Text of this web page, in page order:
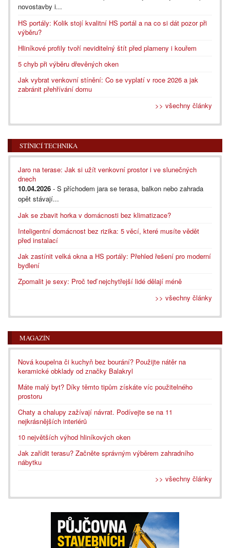
novostavby i...
HS portály: Kolik stojí kvalitní HS portál a na co si dát pozor při
výběru?
Hliníkové profily tvoří neviditelný štít před plameny i kouřem
5 chyb při výběru dřevěných oken
Jak vybrat venkovní stínění: Co se vyplatí v roce 2026 a jak
zabránit přehřívání domu
>> všechny články
STÍNICÍ TECHNIKA
Jaro na terase: Jak si užít venkovní prostor i ve slunečných
dnech
10.04.2026 - S příchodem jara se terasa, balkon nebo zahrada
opět stávají...
Jak se zbavit horka v domácnosti bez klimatizace?
Inteligentní domácnost bez rizika: 5 věcí, které musíte vědět
před instalací
Jak zastínit velká okna a HS portály: Přehled řešení pro moderní
bydlení
Zpomalit je sexy: Proč teď nejchytřejší lidé dělají méně
>> všechny články
MAGAZÍN
Nová koupelna či kuchyň bez bourání? Použijte nátěr na
keramické obklady od značky Balakryl
Máte malý byt? Díky těmto tipům získáte víc použitelného
prostoru
Chaty a chalupy zažívají návrat. Podívejte se na 11
nejkrásnějších interiérů
10 největších výhod hliníkových oken
Jak zařídit terasu? Začněte správným výběrem zahradního
nábytku
>> všechny články